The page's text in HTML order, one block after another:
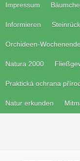
Impressum
Informieren
Orchideen-Wochenende
Natura 2000
Praktická ochrana
Natur erkunden